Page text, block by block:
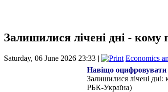
Залишилися лічені дні - кому
Saturday, 06 June 2026 23:33 |
Economics
Навіщо оцифровувати
Залишилися лічені
РБК-Україна)